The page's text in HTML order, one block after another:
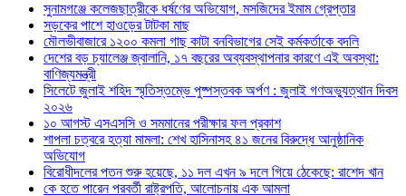
সুনামগঞ্জে কলেজছাত্রীকে ধর্ষণের অভিযোগ, মসজিদের ইমাম গ্রেপ্তার
সড়কের পাশে হাওড়ের টাটকা মাছ
মৌলভীবাজারে ১২০০ কমলা গাছ কাটা বনবিভাগের সেই কর্মকর্তাকে বদলি
দেশের বড় চ্যালেঞ্জ জ্বালানি, ১৭ বছরের অব্যবস্থাপনার কারণে এই অবস্থা:
বাণিজ্যমন্ত্রী
সিলেটে জুলাই শহিদ স্মৃতিস্তম্ভে পুষ্পস্তবক অর্পণ : জুলাই গণঅভ্যুত্থান দিবস
২০২৬
১০ আগস্ট এসএসসি ও সমমানের পরীক্ষার ফল প্রকাশ
শাপলা চত্বরে হত্যা মামলা: শেখ হাসিনাসহ ৪১ জনের বিরুদ্ধে আনুষ্ঠানিক
অভিযোগ
বিরোধীদলের পতন শুরু হয়েছে, ১১ দল এখন ৯ দলে গিয়ে ঠেকেছে: রাশেদ খান
কে হতে পারেন পরবর্তী রাষ্ট্রপতি, আলোচনায় এক আমলা